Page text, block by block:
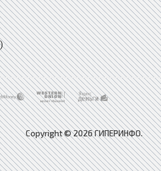
Copyright © 2026 ГИПЕРИНФО.